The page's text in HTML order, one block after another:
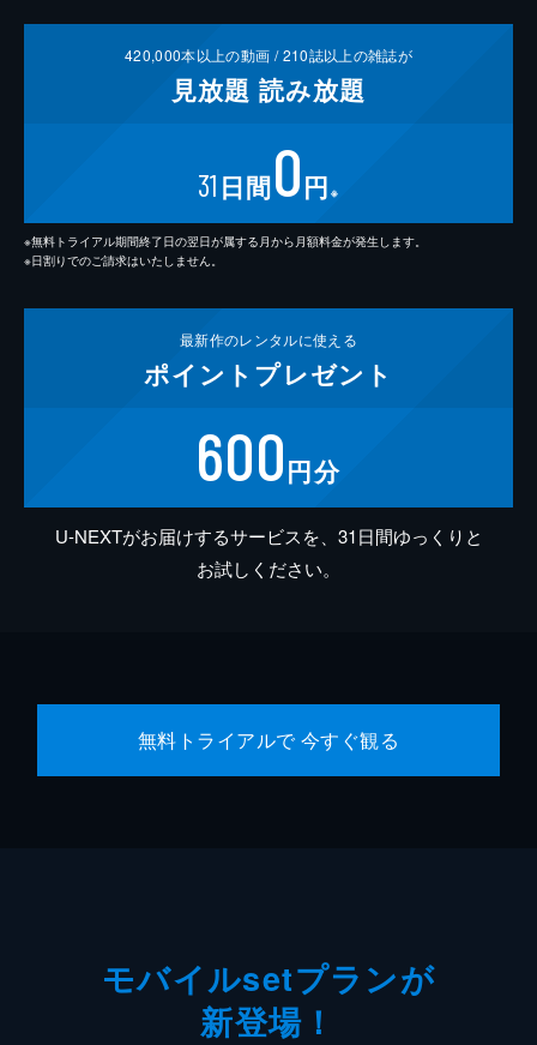
420,000本以上の動画 /210誌以上の雑誌が
見放題 読み放題
31 日間0円 ※
※無料トライアル期間終了日の翌日が属する月から月額料金が発生します。
※日割りでのご請求はいたしません。
最新作のレンタルに使える
ポイント プレゼント
600円分
U-NEXTがお届けするサービスを、31日間ゆっくりと
お試しください。
無料トライアルで 今すぐ観る
モバイルsetプランが
新登場！